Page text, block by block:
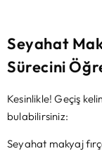
Seyahat
Sürecini
Kesinlikle! Geçiş
bulabilirsiniz:
Seyahat makyaj